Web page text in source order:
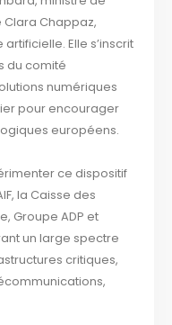
Clara Chappaz,
Elle s’inscrit
du comité
numériques
pour encourager
européens.
ce dispositif
la Caisse des
Groupe ADP et
un large spectre
critiques,